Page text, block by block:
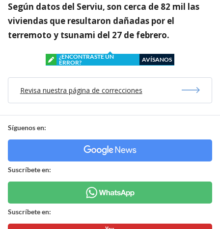
Según datos del Serviu, son cerca de 82 mil las
viviendas que resultaron dañadas por el
terremoto y tsunami del 27 de febrero.
¿ENCONTRASTE UN
ERROR?
AVÍSANOS
Revisa nuestra página de correcciones
Síguenos en:
Suscríbete en:
Suscríbete en: